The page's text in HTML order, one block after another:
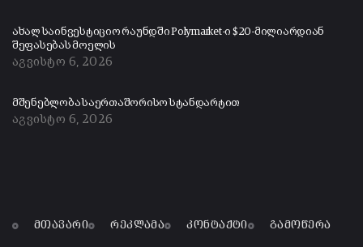
ახალ საინვესტიციო რაუნდში Polymarket-ი $20-მილიარდიან
შეფასებას მოელის
აგვისტო 6, 2026
მშენებლობა საერთაშორისო სტანდარტით
აგვისტო 6, 2026
მთავარი რეკლამა კონტაქტი გამოწერა